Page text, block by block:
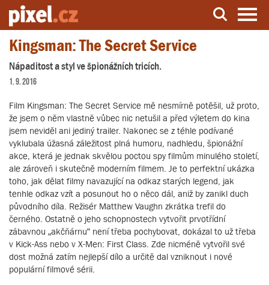
Server o natáčení a zpracování videa
Kingsman: The Secret Service
Nápaditost a styl ve špionážních tricích.
1. 9. 2016
Film Kingsman: The Secret Service mě nesmírně potěšil, už proto,
že jsem o něm vlastně vůbec nic netušil a před výletem do kina
jsem neviděl ani jediný trailer. Nakonec se z téhle podívané
vyklubala úžasná záležitost plná humoru, nadhledu, špionážní
akce, která je jednak skvělou poctou spy filmům minulého století,
ale zároveň i skutečně moderním filmem. Je to perfektní ukázka
toho, jak dělat filmy navazující na odkaz starých legend, jak
tenhle odkaz vzít a posunout ho o něco dál, aniž by zanikl duch
původního díla. Režisér Matthew Vaughn zkrátka trefil do
černého. Ostatně o jeho schopnostech vytvořit prvotřídní
zábavnou „akčňárnu“ není třeba pochybovat, dokázal to už třeba
v Kick-Ass nebo v X-Men: First Class. Zde nicméně vytvořil své
dost možná zatím nejlepší dílo a určitě dal vzniknout i nové
populární filmové sérii.